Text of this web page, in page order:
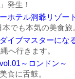
発生！
ホテル洞爺リゾー
でも本気の美食旅
イブマスターにな
へ行きます。
～ロンドン～
食に舌鼓。